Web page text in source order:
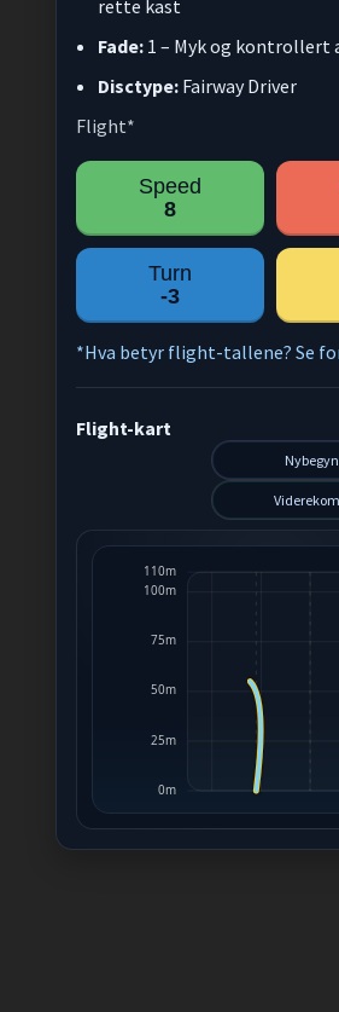
rette kast
Fade: 1 – Myk og kontrollert
Disctype: Fairway Driver
Flight*
Speed
8
Turn
-3
*Hva betyr flight-tallene? Se
Flight-kart
0m
25m
50m
75m
100m
110m